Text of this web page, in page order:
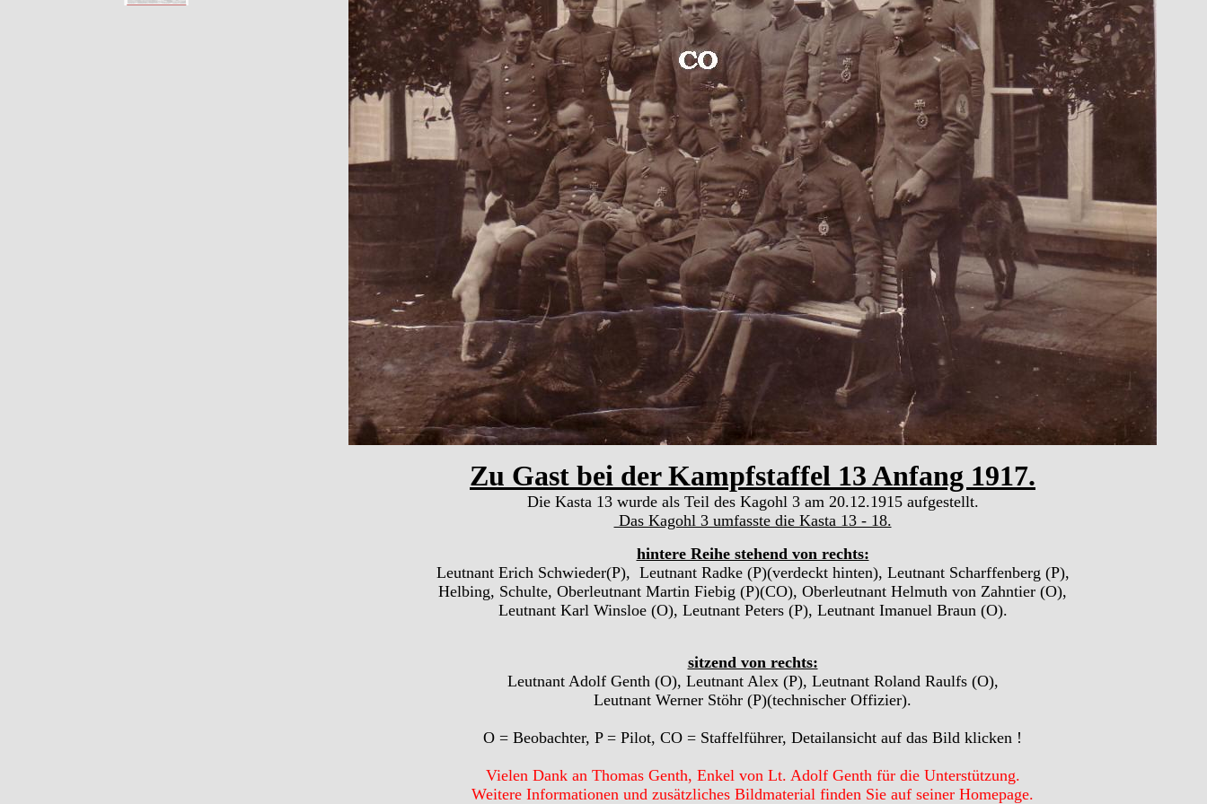
Zu Gast bei der Kampfstaffel 13 Anfang 1917.
Die Kasta 13 wurde als Teil des Kagohl 3 am 20.12.1915 aufgestellt.
Das Kagohl 3 umfasste die Kasta 13 - 18.
hintere Reihe stehend von rechts:
Leutnant Erich Schwieder(P), Leutnant Radke (P)(verdeckt hinten), Leutnant Scharffenberg (P),
Helbing, Schulte, Oberleutnant Martin Fiebig (P)(CO), Oberleutnant Helmuth von Zahntier (O),
Leutnant Karl Winsloe (O), Leutnant Peters (P), Leutnant Imanuel Braun (O).
sitzend von rechts:
Leutnant Adolf Genth (O), Leutnant Alex (P), Leutnant Roland Raulfs (O),
Leutnant Werner Stöhr (P)(technischer Offizier).
O = Beobachter, P = Pilot, CO = Staffelführer, Detailansicht auf das Bild klicken !
Vielen Dank an Thomas Genth, Enkel von Lt. Adolf Genth für die Unterstützung.
Weitere Informationen und zusätzliches Bildmaterial finden Sie auf seiner Homepage.